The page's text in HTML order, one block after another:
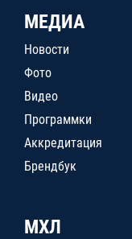
МЕДИА
Новости
Фото
Видео
Программки
Аккредитация
Брендбук
МХЛ